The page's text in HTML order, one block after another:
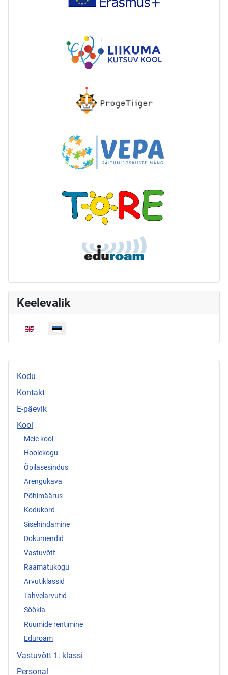
Kodu
Kontakt
E-päevik
Kool
Meie kool
Hoolekogu
Õpilasesindus
Arengukava
Põhimäärus
Kodukord
Sisehindamine
Dokumendid
Vastuvõtt
Raamatukogu
Arvutiklassid
Tahvelarvutid
Söökla
Ruumide rentimine
Eduroam
Vastuvõtt 1. klassi
Personal
Keelevalik
Vali keel